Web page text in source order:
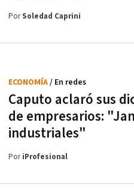
PorSoledad Caprini
Caputo aclaró sus
de empresarios:
industriales"
ECONOMÍA/ En redes
PoriProfesional